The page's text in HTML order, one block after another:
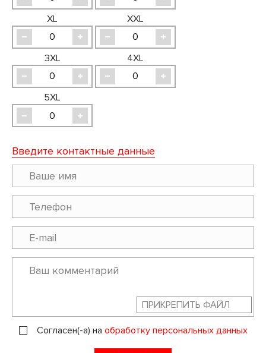
XL XXL
3XL 4XL
5XL
Введите контактные данные
ПРИКРЕПИТЬ ФАЙЛ
Согласен(-а) на обработку персональных данных